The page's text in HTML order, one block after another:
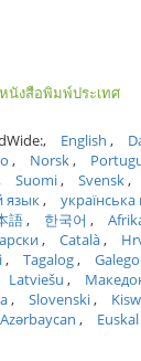
นังสือพิมพ์ประเทศ
English
Norsk
Suomi Svensk
язык
語 한국어
Català
Tagalog Galego
Latviešu
Slovenski
Azərbaycan Euskal